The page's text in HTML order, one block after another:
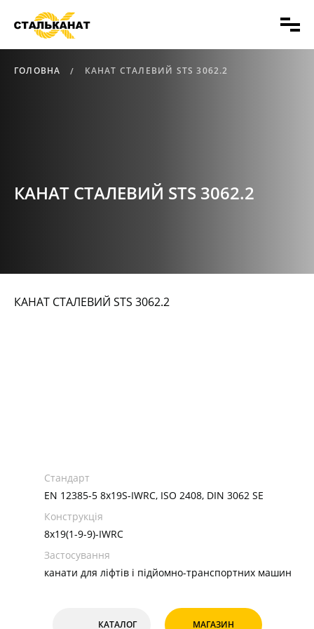
ГОЛОВНА КАНАТ СТАЛЕВИЙ STS 3062.2
КАНАТ СТАЛЕВИЙ STS 3062.2
КАНАТ СТАЛЕВИЙ STS 3062.2
Стандарт
EN 12385-5 8x19S-IWRC, ISO 2408, DIN 3062 SE
Конструкція
8х19(1-9-9)-IWRC
Застосування
канати для ліфтів і підйомно-транспортних машин
КАТАЛОГ МАГАЗИН